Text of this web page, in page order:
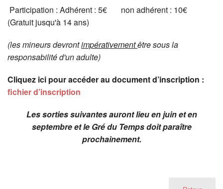
Participation : Adhérent : 5€ non adhérent : 10€
(Gratuit jusqu'à 14 ans)
(les mineurs devrontimpérativementêtre sous la
responsabilité d'un adulte)
Cliquez ici pour accéder au document d’inscription :
fichier d’inscription
Les sorties suivantes auront lieu en juin et en
septembre et le Gré du Temps doit paraître
prochainement.